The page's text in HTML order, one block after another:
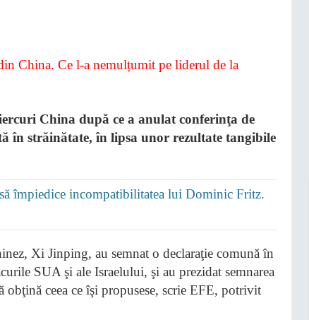
China după ce a anulat conferinţa de
în străinătate, în lipsa unor rezultate tangibile
împiedice incompatibilitatea lui Dominic Fritz.
Xi Jinping, au semnat o declaraţie comună în
SUA şi ale Israelului, şi au prezidat semnarea
ceea ce îşi propusese, scrie EFE, potrivit